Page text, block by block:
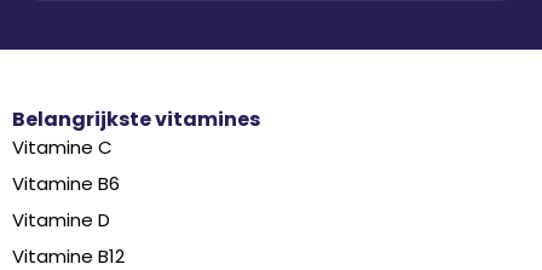
Belangrijkste vitamines
Vitamine C
Vitamine B6
Vitamine D
Vitamine B12